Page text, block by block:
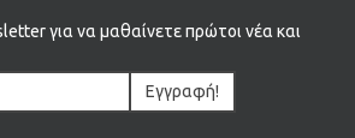
για να μαθαίνετε πρώτοι νέα και
Εγγραφή!